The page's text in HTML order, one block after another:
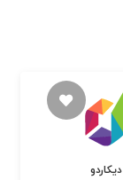
دیکاردو